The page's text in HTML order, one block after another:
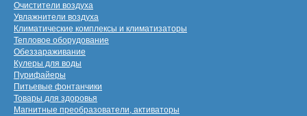
Очистители воздуха
Увлажнители воздуха
Климатические комплексы и климатизаторы
Тепловое оборудование
Обеззараживание
Кулеры для воды
Пурифайеры
Питьевые фонтанчики
Товары для здоровья
Магнитные преобразователи, активаторы